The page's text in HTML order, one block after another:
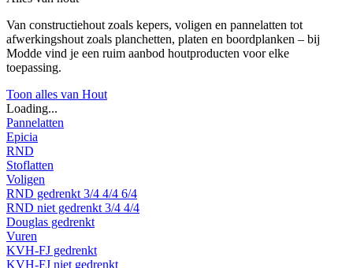
Van constructiehout zoals kepers, voligen en pannelatten tot
afwerkingshout zoals planchetten, platen en boordplanken – bij
Modde vind je een ruim aanbod houtproducten voor elke
toepassing.
Toon alles van Hout
Loading...
Pannelatten
Epicia
RND
Stoflatten
Voligen
RND gedrenkt 3/4 4/4 6/4
RND niet gedrenkt 3/4 4/4
Douglas gedrenkt
Vuren
KVH-FJ gedrenkt
KVH-FJ niet gedrenkt